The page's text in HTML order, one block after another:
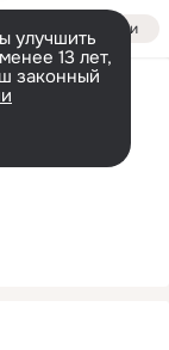
Войти
улучшить
13 лет,
законный